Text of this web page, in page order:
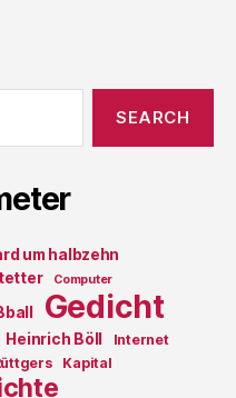
um halbzehn
Computer
Gedicht
Heinrich Böll Internet
Kapital